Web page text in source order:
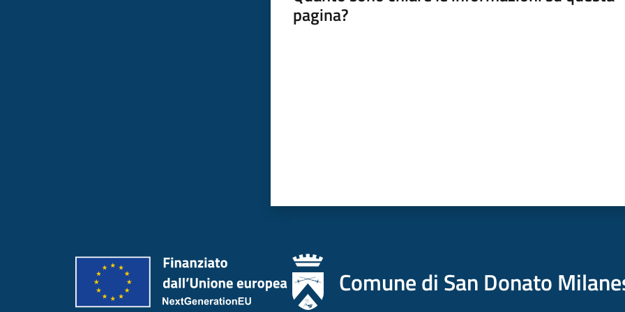
pagina?
Comune di San Donato